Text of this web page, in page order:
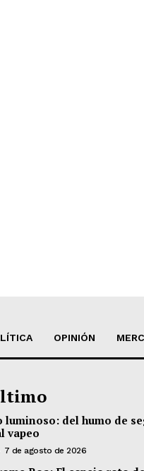
OPINIÓN
luminoso: del humo de
vapeo
7 de agosto de 2026